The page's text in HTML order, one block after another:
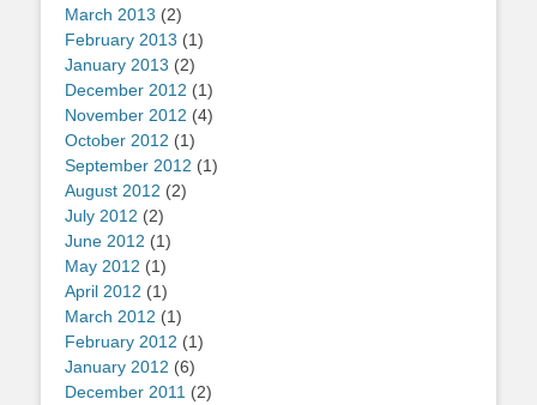
March 2013 (2)
February 2013 (1)
January 2013 (2)
December 2012 (1)
November 2012 (4)
October 2012 (1)
September 2012 (1)
August 2012 (2)
July 2012 (2)
June 2012 (1)
May 2012 (1)
April 2012 (1)
March 2012 (1)
February 2012 (1)
January 2012 (6)
December 2011 (2)